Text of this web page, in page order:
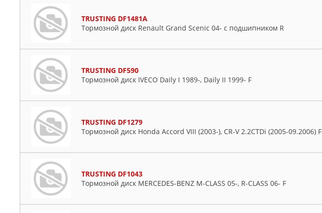
TRUSTING DF1481A
Тормозной диск Renault Grand Scenic 04- с подшипником R
TRUSTING DF590
Тормозной диск IVECO Daily I 1989-, Daily II 1999- F
TRUSTING DF1279
Тормозной диск Honda Accord VIII (2003-), CR-V 2.2CTDi (2005-09.2006) F
TRUSTING DF1043
Тормозной диск MERCEDES-BENZ M-CLASS 05-, R-CLASS 06- F